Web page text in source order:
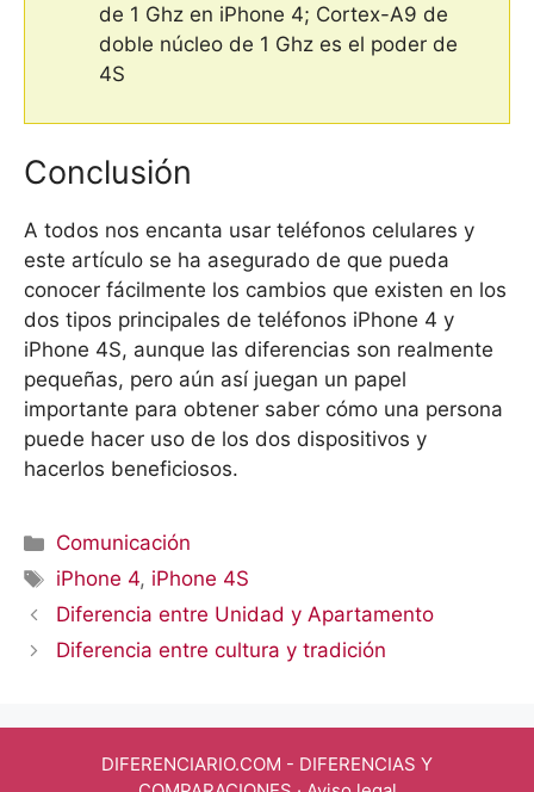
de 1 Ghz en iPhone 4; Cortex-A9 de
doble núcleo de 1 Ghz es el poder de
4S
Conclusión
A todos nos encanta usar teléfonos celulares y
este artículo se ha asegurado de que pueda
conocer fácilmente los cambios que existen en los
dos tipos principales de teléfonos iPhone 4 y
iPhone 4S, aunque las diferencias son realmente
pequeñas, pero aún así juegan un papel
importante para obtener saber cómo una persona
puede hacer uso de los dos dispositivos y
hacerlos beneficiosos.
Categorías
Comunicación
Etiquetas
iPhone 4, iPhone 4S
Diferencia entre Unidad y Apartamento
Diferencia entre cultura y tradición
DIFERENCIARIO.COM - DIFERENCIAS Y